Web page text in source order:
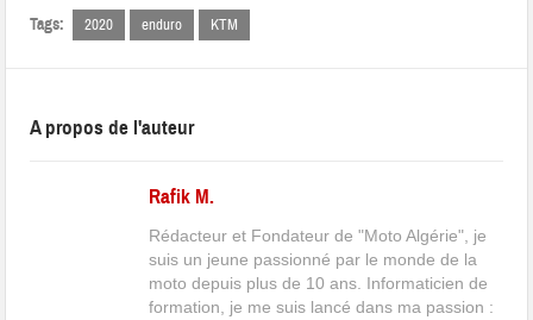
Tags: 2020 enduro KTM
A propos de l'auteur
Rafik M.
Rédacteur et Fondateur de "Moto Algérie", je
suis un jeune passionné par le monde de la
moto depuis plus de 10 ans. Informaticien de
formation, je me suis lancé dans ma passion :